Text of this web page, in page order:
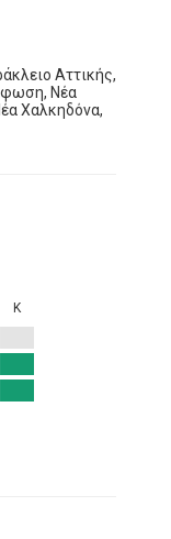
Αττικής,
Νέα
Χαλκηδόνα,
Κ